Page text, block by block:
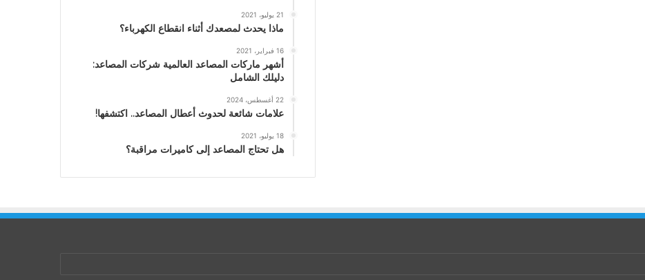
21 يوليو، 2021
ماذا يحدث لمصعدك أثناء انقطاع الكهرباء؟
16 فبراير، 2021
أشهر ماركات المصاعد العالمية شركات المصاعد:
دليلك الشامل
22 أغسطس، 2024
علامات شائعة لحدوث أعطال المصاعد.. اكتشفها!
18 يوليو، 2021
هل تحتاج المصاعد إلى كاميرات مراقبة؟